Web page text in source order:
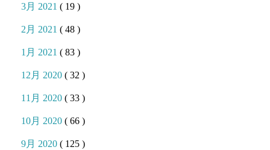
3月 2021( 19 )
2月 2021( 48 )
1月 2021( 83 )
12月 2020( 32 )
11月 2020( 33 )
10月 2020( 66 )
9月 2020( 125 )